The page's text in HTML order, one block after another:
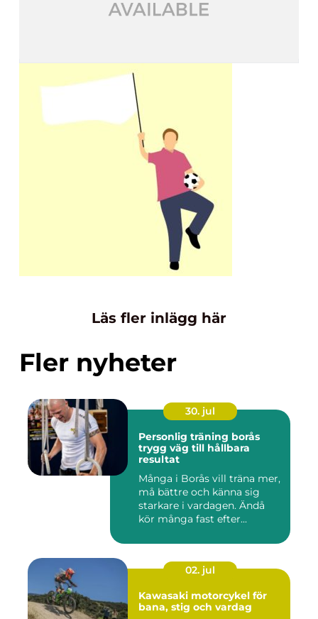
Läs fler inlägg här
Fler nyheter
30. jul
Personlig träning borås
trygg väg till hållbara
resultat
Många i Borås vill träna mer,
må bättre och känna sig
starkare i vardagen. Ändå
kör många fast efter...
02. jul
Kawasaki motorcykel för
bana, stig och vardag